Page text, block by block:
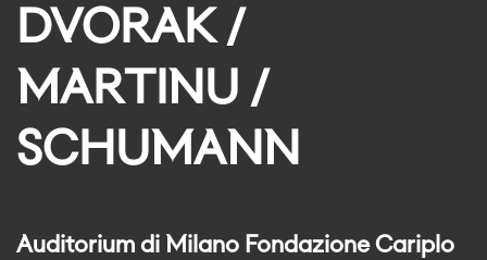
DVORAK /
MARTINU /
SCHUMANN
Auditorium di Milano Fondazione Cariplo